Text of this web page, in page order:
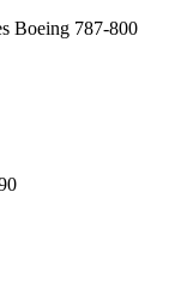
Boeing 787-800